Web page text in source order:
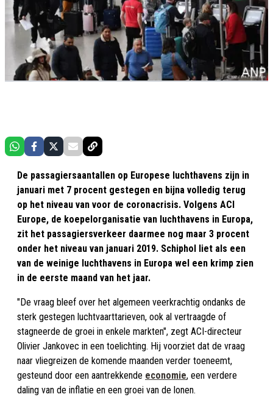
De passagiersaantallen op Europese luchthavens zijn in
januari met 7 procent gestegen en bijna volledig terug
op het niveau van voor de coronacrisis. Volgens ACI
Europe, de koepelorganisatie van luchthavens in Europa,
zit het passagiersverkeer daarmee nog maar 3 procent
onder het niveau van januari 2019. Schiphol liet als een
van de weinige luchthavens in Europa wel een krimp zien
in de eerste maand van het jaar.
"De vraag bleef over het algemeen veerkrachtig ondanks de
sterk gestegen luchtvaarttarieven, ook al vertraagde of
stagneerde de groei in enkele markten", zegt ACI-directeur
Olivier Jankovec in een toelichting. Hij voorziet dat de vraag
naar vliegreizen de komende maanden verder toeneemt,
gesteund door een aantrekkende economie, een verdere
daling van de inflatie en een groei van de lonen.